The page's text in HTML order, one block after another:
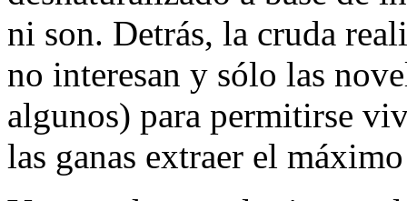
ni son. Detrás, la cruda
no interesan y sólo las
algunos) para permitirse
las ganas extraer el